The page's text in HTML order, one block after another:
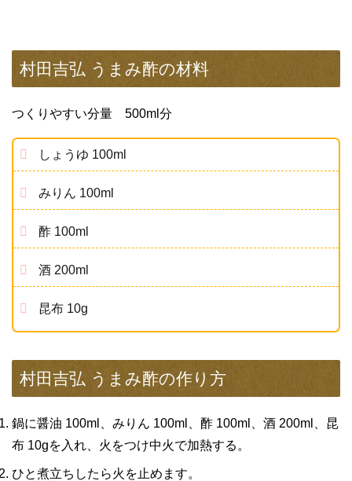
村田吉弘 うまみ酢の材料
つくりやすい分量 500ml分
しょうゆ 100ml
みりん 100ml
酢 100ml
酒 200ml
昆布 10g
村田吉弘 うまみ酢の作り方
鍋に醤油 100ml、みりん 100ml、酢 100ml、酒 200ml、昆
布 10gを入れ、火をつけ中火で加熱する。
ひと煮立ちしたら火を止めます。